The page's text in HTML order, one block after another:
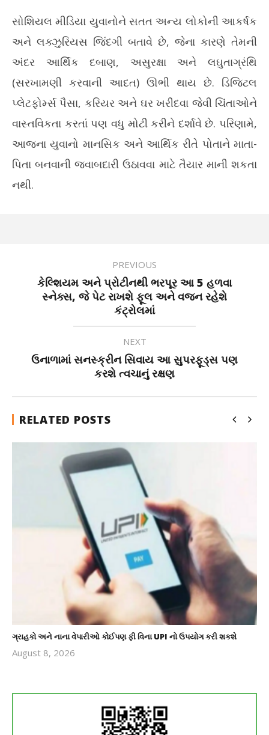
સોશિયલ મીડિયા યુવાનોને સતત અન્ય લોકોની આકર્ષક
અને લક્ઝુરિયસ જિંદગી બતાવે છે, જેના કારણે તેમની
અંદર આર્થિક દબાણ, અસુરક્ષા અને લઘુતાગ્રંથિ
(સરખામણી કરવાની આદત) ઊભી થાય છે. ડિજિટલ
પ્લેટફોર્મ્સ પૈસા, કરિયર અને ઘર ખરીદવા જેવી ચિંતાઓને
વાસ્તવિકતા કરતાં પણ વધુ મોટી કરીને દર્શાવે છે. પરિણામે,
આજના યુવાનો માનસિક અને આર્થિક રીતે પોતાને માતા-
પિતા બનવાની જવાબદારી ઉઠાવવા માટે તૈયાર માની શકતા
નથી.
PREVIOUS
કેલ્શિયમ અને પ્રોટીનથી ભરપૂર આ 5 હળવા
સ્નેક્સ, જે પેટ રાખશે ફૂલ અને વજન રહેશે
કંટ્રોલમાં
NEXT
ઉનાળામાં સનસ્ક્રીન સિવાય આ સુપરફૂડ્સ પણ
કરશે ત્વચાનું રક્ષણ
RELATED POSTS
ગ્રાહકો અને નાના વેપારીઓ કોઈપણ ફી વિના UPI નો ઉપયોગ કરી શકશે
August 8, 2026